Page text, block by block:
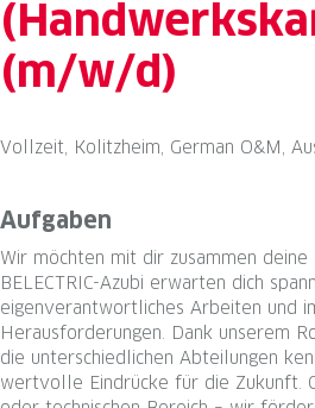
(m/w/d)
Vollzeit, Kolitzheim, German O&M,
Aufgaben
Wir möchten mit dir zusammen
BELECTRIC-Azubi erwarten dich
eigenverantwortliches Arbeiten und
Herausforderungen. Dank unserem
die unterschiedlichen Abteilungen
wertvolle Eindrücke für die Zukunft.